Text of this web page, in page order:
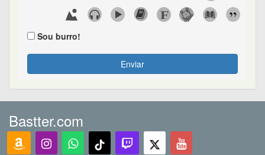
Sou burro!
Enviar
Bastter.com